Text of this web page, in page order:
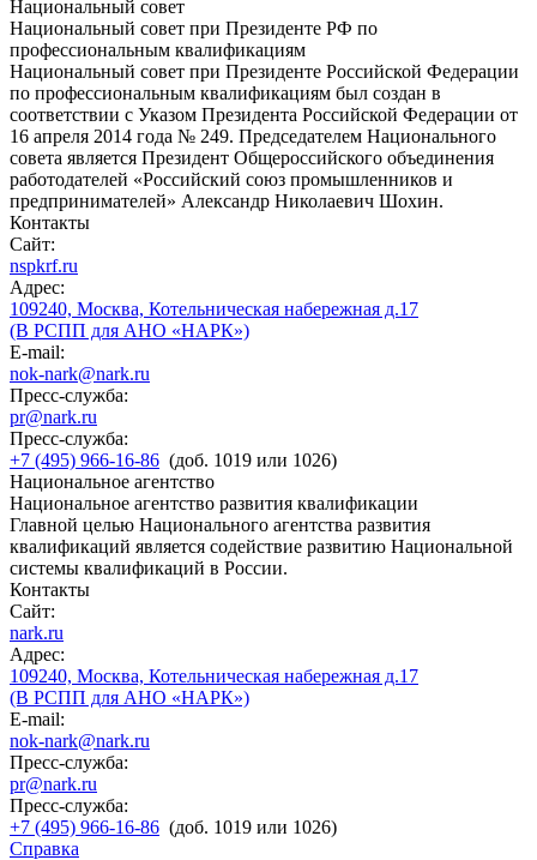
Национальный совет
Национальный совет при Президенте РФ по
профессиональным квалификациям
Национальный совет при Президенте Российской Федерации
по профессиональным квалификациям был создан в
соответствии с Указом Президента Российской Федерации от
16 апреля 2014 года № 249. Председателем Национального
совета является Президент Общероссийского объединения
работодателей «Российский союз промышленников и
предпринимателей» Александр Николаевич Шохин.
Контакты
Сайт:
nspkrf.ru
Адрес:
109240, Москва, Котельническая набережная д.17
(В РСПП для АНО «НАРК»)
E-mail:
nok-nark@nark.ru
Пресс-служба:
pr@nark.ru
Пресс-служба:
+7 (495) 966-16-86 (доб. 1019 или 1026)
Национальное агентство
Национальное агентство развития квалификации
Главной целью Национального агентства развития
квалификаций является содействие развитию Национальной
системы квалификаций в России.
Контакты
Сайт:
nark.ru
Адрес:
109240, Москва, Котельническая набережная д.17
(В РСПП для АНО «НАРК»)
E-mail:
nok-nark@nark.ru
Пресс-служба:
pr@nark.ru
Пресс-служба:
+7 (495) 966-16-86 (доб. 1019 или 1026)
Справка